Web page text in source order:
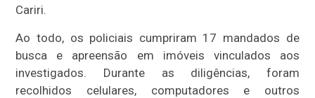
Cariri.
Ao todo, os policiais cumpriram 17 mandados de
busca e apreensão em imóveis vinculados aos
investigados. Durante as diligências, foram
recolhidos celulares, computadores e outros